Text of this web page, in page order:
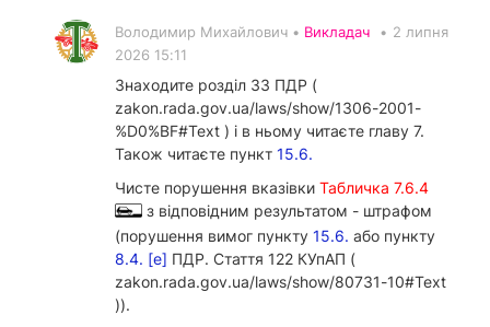
Володимир Михайлович • Викладач • 2 липня
2026 15:11
Знаходите розділ 33 ПДР (
zakon.rada.gov.ua/laws/show/1306-2001-
%D0%BF#Text ) і в ньому читаєте главу 7.
Також читаєте пункт 15.6.
Чисте порушення вказівки Табличка 7.6.4
з відповідним результатом - штрафом
(порушення вимог пункту 15.6. або пункту
8.4. [е] ПДР. Стаття 122 КУпАП (
zakon.rada.gov.ua/laws/show/80731-10#Text
)).